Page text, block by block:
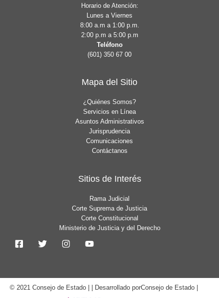
Horario de Atención:
Lunes a Viernes
8:00 a.m a 1:00 p.m.
2:00 p.m a 5:00 p.m
Teléfono
(601) 350 67 00
Mapa del Sitio
¿Quiénes Somos?
Servicios en Línea
Asuntos Administrativos
Jurisprudencia
Comunicaciones
Contáctanos
Sitios de Interés
Rama Judicial
Corte Suprema de Justicia
Corte Constitucional
Ministerio de Justicia y del Derecho
© 2021 Consejo de Estado | | Desarrollado porConsejo de Estado |